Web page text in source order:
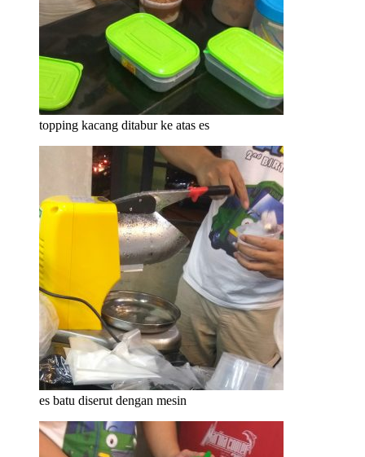
topping kacang ditabur ke atas es
es batu diserut dengan mesin